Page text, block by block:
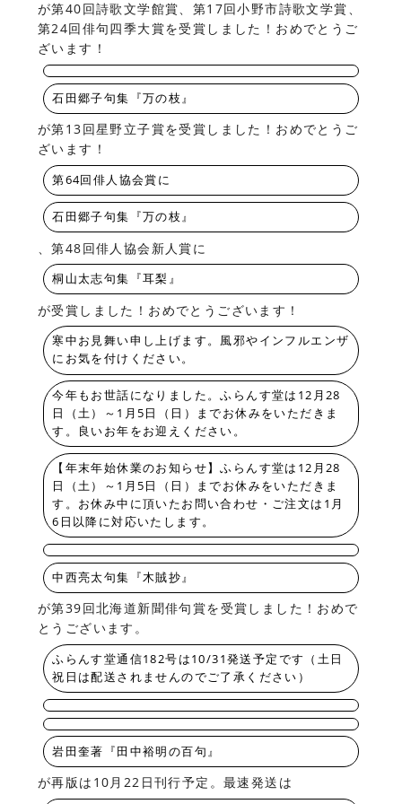
が第40回詩歌文学館賞、第17回小野市詩歌文学賞、
第24回俳句四季大賞を受賞しました！おめでとうご
ざいます！
石田郷子句集『万の枝』
が第13回星野立子賞を受賞しました！おめでとうご
ざいます！
第64回俳人協会賞に
石田郷子句集『万の枝』
、第48回俳人協会新人賞に
桐山太志句集『耳梨』
が受賞しました！おめでとうございます！
寒中お見舞い申し上げます。風邪やインフルエンザ
にお気を付けください。
今年もお世話になりました。ふらんす堂は12月28
日（土）～1月5日（日）までお休みをいただきま
す。良いお年をお迎えください。
【年末年始休業のお知らせ】ふらんす堂は12月28
日（土）～1月5日（日）までお休みをいただきま
す。お休み中に頂いたお問い合わせ・ご注文は1月
6日以降に対応いたします。
中西亮太句集『木賊抄』
が第39回北海道新聞俳句賞を受賞しました！おめで
とうございます。
ふらんす堂通信182号は10/31発送予定です（土日
祝日は配送されませんのでご了承ください）
岩田奎著『田中裕明の百句』
が再版は10月22日刊行予定。最速発送は